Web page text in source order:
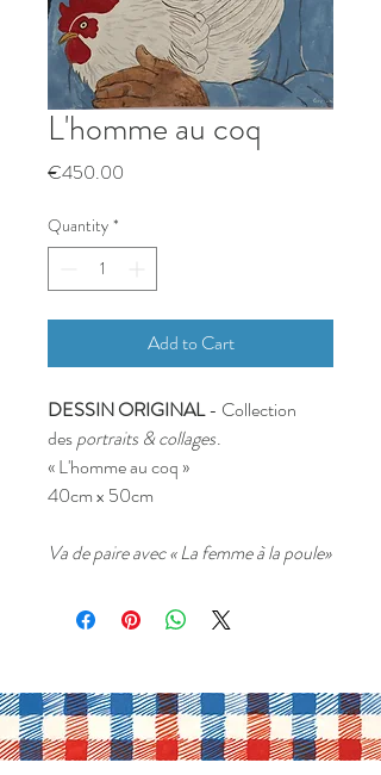
L'homme au coq
€450.00
Quantity *
Add to Cart
DESSIN ORIGINAL- Collection
desportraits & collages.
« L'homme au coq »
40cm x 50cm
Va de paire avec « La femme à la poule»